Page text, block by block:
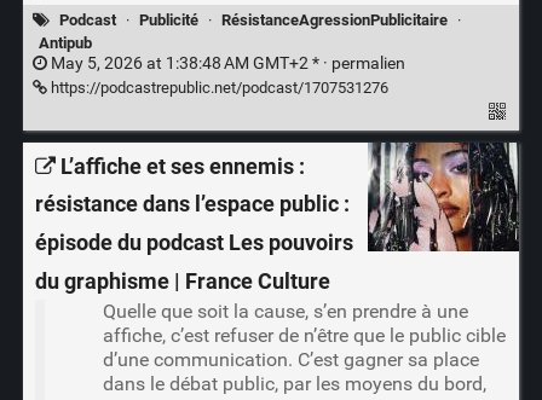
Podcast · Publicité · RésistanceAgressionPublicitaire ·
Antipub
May 5, 2026 at 1:38:48 AM GMT+2 * · permalien
https://podcastrepublic.net/podcast/1707531276
L’affiche et ses ennemis :
résistance dans l’espace public :
épisode du podcast Les pouvoirs
du graphisme | France Culture
Quelle que soit la cause, s’en prendre à une
affiche, c’est refuser de n’être que le public cible
d’une communication. C’est gagner sa place
dans le débat public, par les moyens du bord,